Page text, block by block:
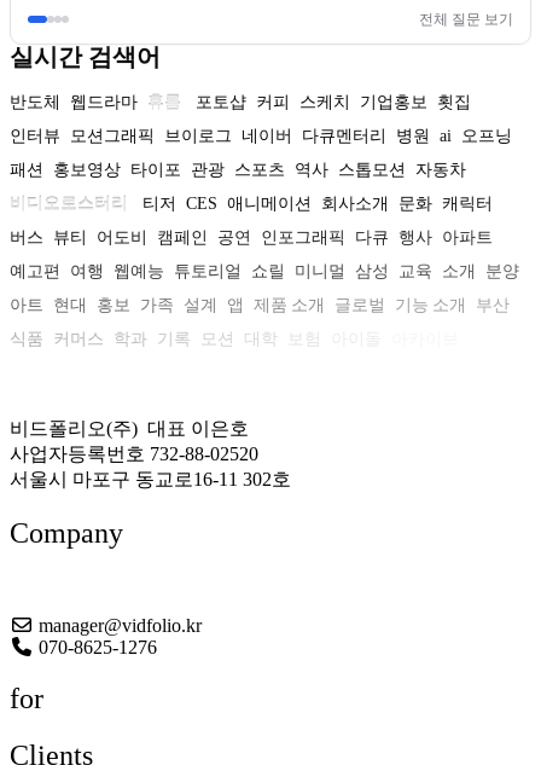
전체 질문 보기
실시간 검색어
반도체 웹드라마 휴롬 포토샵 커피 스케치 기업홍보
횟집
인터뷰
모션그래픽 브이로그 네이버 다큐멘터리 병원 ai 오프닝
패션
홍보영상 타이포 관광 스포츠 역사 스톱모션
자동차
비디오로스터리
티저 CES 애니메이션 회사소개 문화 캐릭터
버스
뷰티 어도비 캠페인 공연 인포그래픽 다큐 행사 아파트
예고편
여행 웹예능 튜토리얼 쇼릴 미니멀 삼성 교육 소개
분양
아트
현대 홍보 가족 설계 앱 제품 소개 글로벌 기능 소개
부산
식품
커머스 학과 기록 모션 대학 보험
비드폴리오(주) 대표 이은호
사업자등록번호 732-88-02520
서울시 마포구 동교로16-11 302호
Company
manager@vidfolio.kr
070-8625-1276
for
Clients